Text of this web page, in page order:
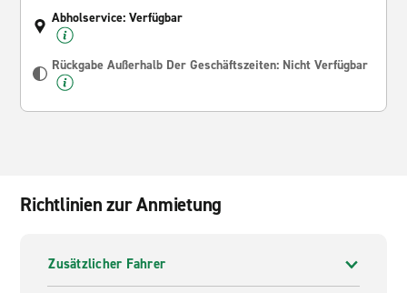
Abholservice: Verfügbar
Rückgabe Außerhalb Der Geschäftszeiten: Nicht Verfügbar
Richtlinien zur Anmietung
Zusätzlicher Fahrer